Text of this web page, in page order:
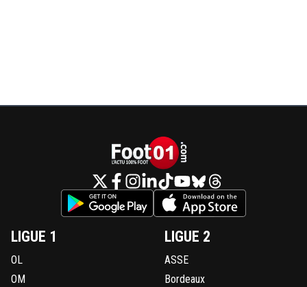
LIGUE 1
OL
OM
LIGUE 2
ASSE
Bordeaux